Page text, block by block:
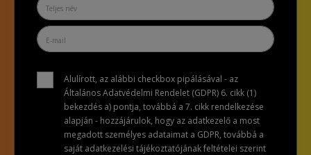
Alulírott, az alábbi checkbox pipálásával - az
Általános Adatvédelmi Rendelet (GDPR) 6. cikk (1)
bekezdés a) pontja, továbbá a 7. cikk rendelkezése
alapján - hozzájárulok, hogy az adatkezelő a most
megadott személyes adataimat a GDPR, továbbá a
saját adatkezelési tájékoztatójának feltételei szerint